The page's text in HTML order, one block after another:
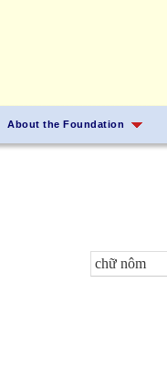
About the Foundation